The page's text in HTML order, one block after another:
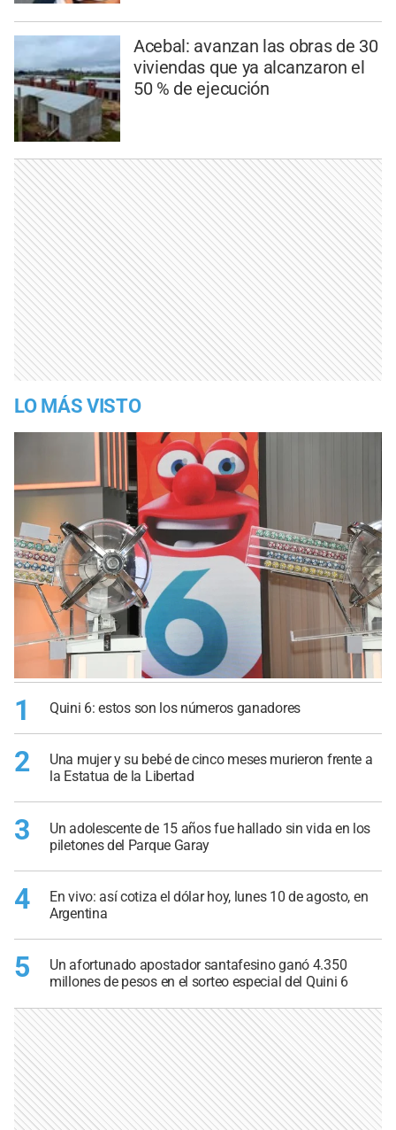
Acebal: avanzan las obras de 30
viviendas que ya alcanzaron el
50 % de ejecución
LO MÁS VISTO
1 Quini 6: estos son los números ganadores
2
Una mujer y su bebé de cinco meses murieron frente a
la Estatua de la Libertad
3
Un adolescente de 15 años fue hallado sin vida en los
piletones del Parque Garay
4
En vivo: así cotiza el dólar hoy, lunes 10 de agosto, en
Argentina
5
Un afortunado apostador santafesino ganó 4.350
millones de pesos en el sorteo especial del Quini 6